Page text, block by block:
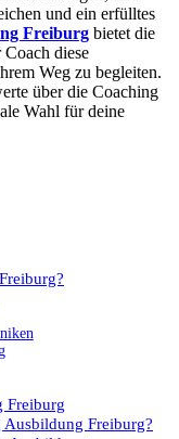
und ein erfülltes
Freiburg bietet die
diese
Weg zu begleiten.
über die Coaching
Wahl für deine
Freiburg
Freiburg?